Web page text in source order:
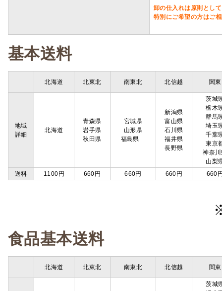
卸の仕入れは原則とし
特別にご希望の方はご
基本送料
北海道 北東北 南東北 北信越 関東
地域
詳細
北海道
青森県
岩手県
秋田県
宮城県
山形県
福島県
新潟県
富山県
石川県
福井県
長野県
茨城
栃木
群馬
埼玉
千葉
東京
神奈
山梨
送料
1100円 660円 660円 660円 660
食品基本送料
北海道 北東北 南東北 北信越 関東
茨城